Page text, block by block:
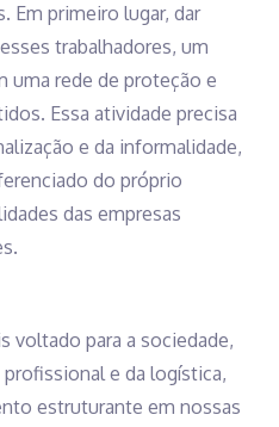
Em primeiro lugar, dar
trabalhadores, um
uma rede de proteção e
Essa atividade precisa
e da informalidade,
do próprio
das empresas
voltado para a sociedade,
e da logística,
estruturante em nossas